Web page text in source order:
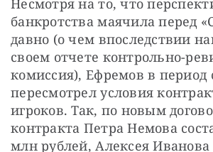
банкротства маячила перед
давно (о чем впоследствии
своем отчете контрольно-
комиссия), Ефремов в период
пересмотрел условия
игроков. Так, по новым
контракта Петра Немова
млн рублей, Алексея